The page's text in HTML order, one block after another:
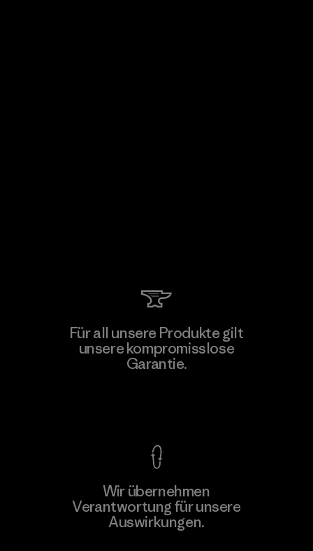
Für all unsere Produkte gilt
unsere kompromisslose
Garantie.
Wir übernehmen
Verantwortung für unsere
Auswirkungen.